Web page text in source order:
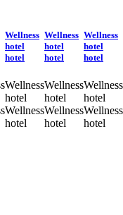
Wellness
hotel
hotel
Wellness
hotel
Wellness
hotel
Wellness
hotel
hotel
Wellness
hotel
Wellness
hotel
Wellness
hotel
hotel
Wellness
hotel
Wellness
hotel